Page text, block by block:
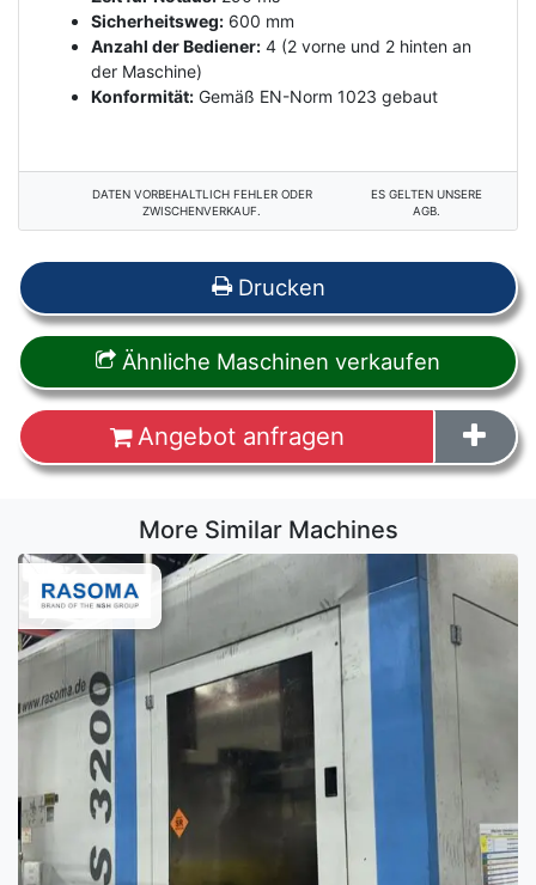
Sicherheitsweg: 600 mm
Anzahl der Bediener: 4 (2 vorne und 2 hinten an
der Maschine)
Konformität: Gemäß EN-Norm 1023 gebaut
DATEN VORBEHALTLICH FEHLER ODER
ZWISCHENVERKAUF.
ES GELTEN UNSERE
AGB.
Drucken
Ähnliche Maschinen verkaufen
Angebot anfragen
More Similar Machines